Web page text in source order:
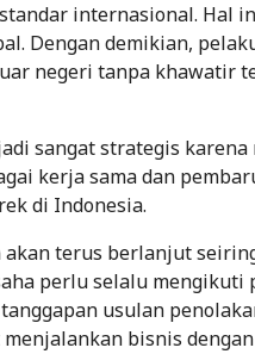
internasional. Hal
Dengan demikian,
negeri tanpa khawatir
sangat strategis
kerja sama dan
di Indonesia.
terus berlanjut
perlu selalu
usulan
bisnis